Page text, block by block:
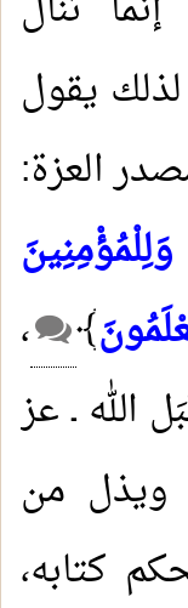
لذلك يقول
العزة:
﴾
،
الله ـ عز
ويذل من
كتابه،